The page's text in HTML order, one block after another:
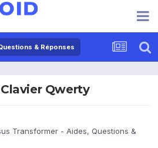
& Réponses
Qwerty
Transformer - Aides, Questions &